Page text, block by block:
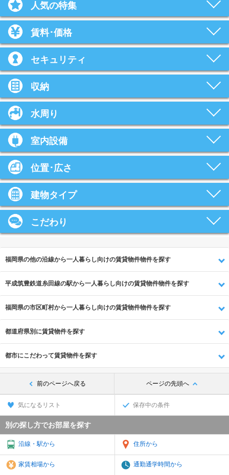
人気の特集
賃料･価格
セキュリティ
収納
水周り
室内設備
位置･広さ
建物タイプ
こだわり
福岡県の他の沿線から一人暮らし向けの賃貸物件物件を探す
平成筑豊鉄道糸田線の駅から一人暮らし向けの賃貸物件物件を探す
福岡県の市区町村から一人暮らし向けの賃貸物件物件を探す
都道府県別に賃貸物件を探す
都市にこだわって賃貸物件を探す
前のページへ戻る ページの先頭へ
気になるリスト 保存中の条件
別の探し方でお部屋を探す
沿線・駅から 住所から
家賃相場から 通勤通学時間から